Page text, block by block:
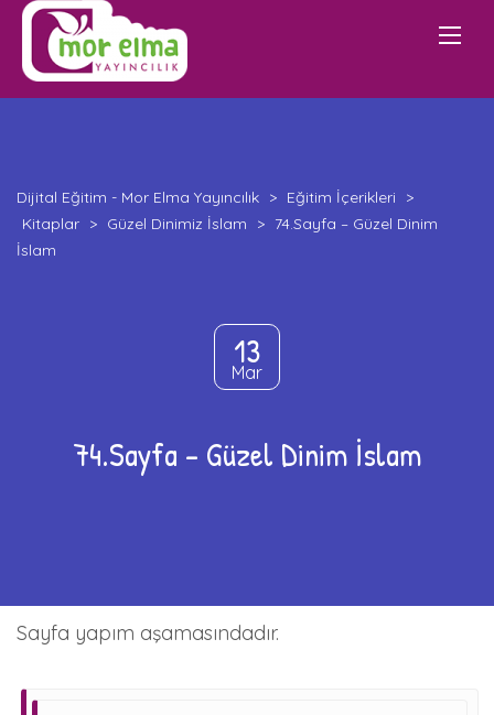
Dijital Eğitim - Mor Elma Yayıncılık > Eğitim İçerikleri
>
Kitaplar > Güzel Dinimiz İslam > 74.Sayfa – Güzel Dinim
İslam
13
Mar
74.Sayfa – Güzel Dinim İslam
Sayfa yapım aşamasındadır.